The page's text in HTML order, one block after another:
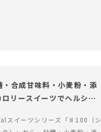
合成甘味料・小麦粉・添
リースイーツでヘルシー
スイーツシリーズ「♯100（シ